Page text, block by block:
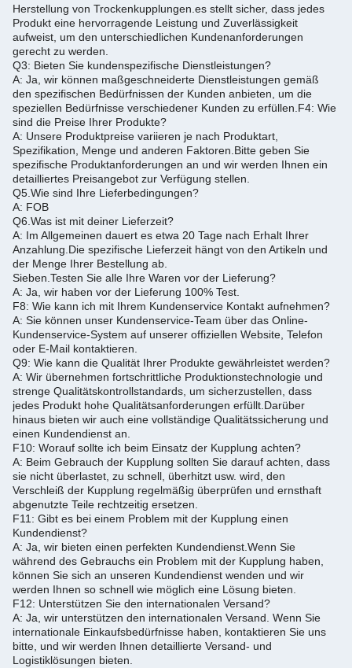
Herstellung von Trockenkupplungen.es stellt sicher, dass jedes
Produkt eine hervorragende Leistung und Zuverlässigkeit
aufweist, um den unterschiedlichen Kundenanforderungen
gerecht zu werden.
Q3: Bieten Sie kundenspezifische Dienstleistungen?
A: Ja, wir können maßgeschneiderte Dienstleistungen gemäß
den spezifischen Bedürfnissen der Kunden anbieten, um die
speziellen Bedürfnisse verschiedener Kunden zu erfüllen. F4: Wie
sind die Preise Ihrer Produkte?
A: Unsere Produktpreise variieren je nach Produktart,
Spezifikation, Menge und anderen Faktoren. Bitte geben Sie
spezifische Produktanforderungen an und wir werden Ihnen ein
detailliertes Preisangebot zur Verfügung stellen.
Q5. Wie sind Ihre Lieferbedingungen?
A: FOB
Q6. Was ist mit deiner Lieferzeit?
A: Im Allgemeinen dauert es etwa 20 Tage nach Erhalt Ihrer
Anzahlung. Die spezifische Lieferzeit hängt von den Artikeln und
der Menge Ihrer Bestellung ab.
Sieben. Testen Sie alle Ihre Waren vor der Lieferung?
A: Ja, wir haben vor der Lieferung 100% Test.
F8: Wie kann ich mit Ihrem Kundenservice Kontakt aufnehmen?
A: Sie können unser Kundenservice-Team über das Online-
Kundenservice-System auf unserer offiziellen Website, Telefon
oder E-Mail kontaktieren.
Q9: Wie kann die Qualität Ihrer Produkte gewährleistet werden?
A: Wir übernehmen fortschrittliche Produktionstechnologie und
strenge Qualitätskontrollstandards, um sicherzustellen, dass
jedes Produkt hohe Qualitätsanforderungen erfüllt. Darüber
hinaus bieten wir auch eine vollständige Qualitätssicherung und
einen Kundendienst an.
F10: Worauf sollte ich beim Einsatz der Kupplung achten?
A: Beim Gebrauch der Kupplung sollten Sie darauf achten, dass
sie nicht überlastet, zu schnell, überhitzt usw. wird, den
Verschleiß der Kupplung regelmäßig überprüfen und ernsthaft
abgenutzte Teile rechtzeitig ersetzen.
F11: Gibt es bei einem Problem mit der Kupplung einen
Kundendienst?
A: Ja, wir bieten einen perfekten Kundendienst. Wenn Sie
während des Gebrauchs ein Problem mit der Kupplung haben,
können Sie sich an unseren Kundendienst wenden und wir
werden Ihnen so schnell wie möglich eine Lösung bieten.
F12: Unterstützen Sie den internationalen Versand?
A: Ja, wir unterstützen den internationalen Versand. Wenn Sie
internationale Einkaufsbedürfnisse haben, kontaktieren Sie uns
bitte, und wir werden Ihnen detaillierte Versand- und
Logistiklösungen bieten.